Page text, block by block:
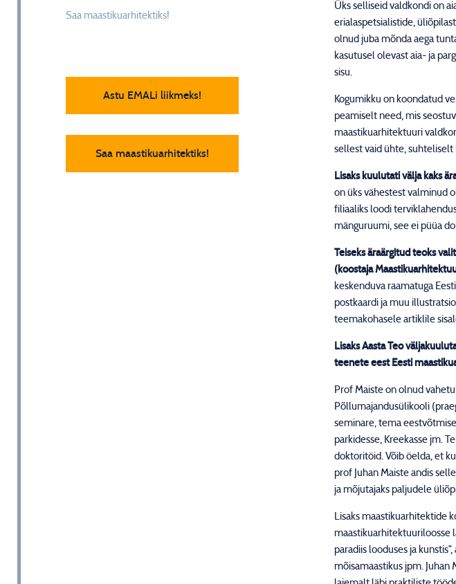
Saa maastikuarhitektiks!
Astu EMALi liikmeks!
Saa maastikuarhitektiks!
Üks selliseid valdkondi on
erialaspetsialistide,
olnud juba mõnda aega
kasutusel olevast aia- ja
sisu.
Kogumikku on koondatud
peamiselt need, mis
maastikuarhitektuuri
sellest vaid ühte, suhteliselt
Lisaks kuulutati välja kaks
on üks vähestest valminud
filiaaliks loodi
mänguruumi, see ei püüa
Teiseks äraärgitud teoks
(koostaja
keskenduva raamatuga
postkaardi ja muu
teemakohasele artiklile
Lisaks Aasta Teo
teenete eest Eesti
Prof Maiste on olnud
Põllumajandusülikooli
seminare, tema
parkidesse, Kreekasse jm.
doktoritöid. Võib öelda, et
prof Juhan Maiste andis
ja mõjutajaks paljudele
Lisaks maastikuarhitektide
maastikuarhitektuuriloosse
paradiis looduses ja
mõisamaastikus jpm. Juhan